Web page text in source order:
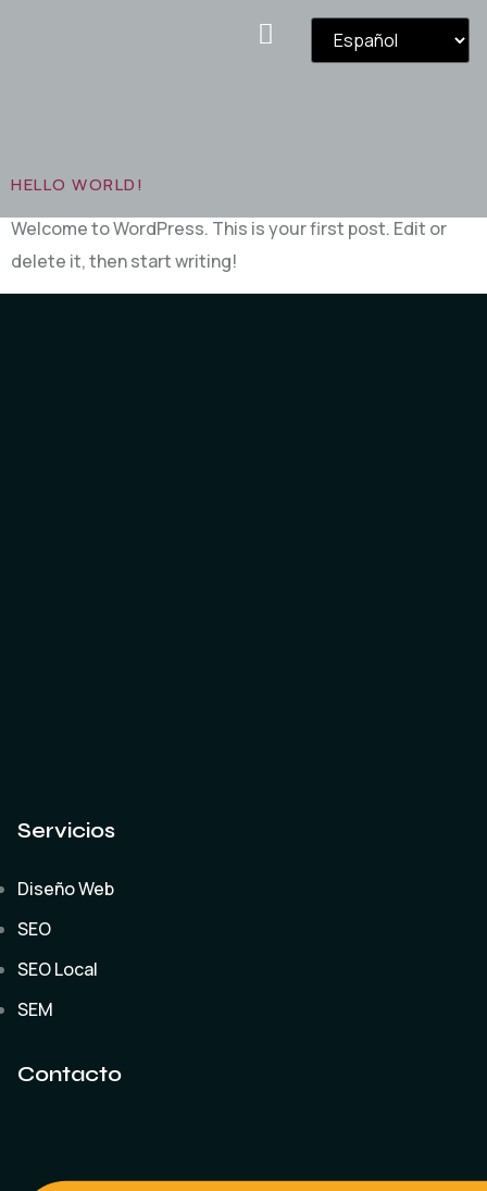
HELLO WORLD!
Welcome to WordPress. This is your first post. Edit or
delete it, then start writing!
Servicios
Diseño Web
SEO
SEO Local
SEM
Contacto